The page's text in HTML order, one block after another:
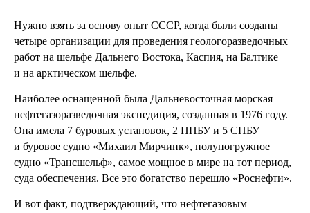
Нужно взять за основу опыт СССР, когда были созданы
четыре организации для проведения геологоразведочных
работ на шельфе Дальнего Востока, Каспия, на Балтике
и на арктическом шельфе.
Наиболее оснащенной была Дальневосточная морская
нефтегазоразведочная экспедиция, созданная в 1976 году.
Она имела 7 буровых установок, 2 ППБУ и 5 СПБУ
и буровое судно «Михаил Мирчинк», полупогружное
судно «Трансшельф», самое мощное в мире на тот период,
суда обеспечения. Все это богатство перешло «Роснефти».
И вот факт, подтверждающий, что нефтегазовым